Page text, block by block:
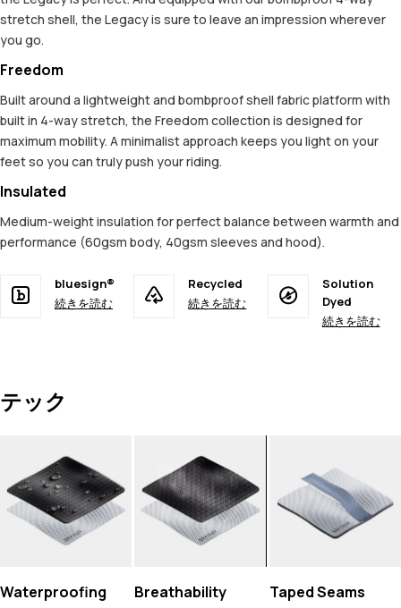
stretch shell, the Legacy is sure to leave an impression wherever
you go.
Freedom
Built around a lightweight and bombproof shell fabric platform with
built in 4-way stretch, the Freedom collection is designed for
maximum mobility. A minimalist approach keeps you light on your
feet so you can truly push your riding.
Insulated
Medium-weight insulation for perfect balance between warmth and
performance (60gsm body, 40gsm sleeves and hood).
bluesign®
続きを読む
Recycled
続きを読む
Solution
Dyed
続きを読む
テック
Waterproofing Breathability Taped Seams